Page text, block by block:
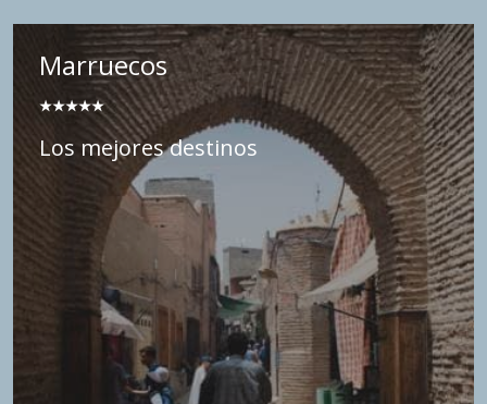
Marruecos
★★★★★
Los mejores destinos